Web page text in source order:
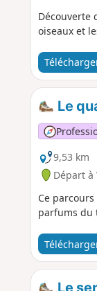
Découverte
oiseaux et
Le
9,53 km
Départ à
Ce
parfums du